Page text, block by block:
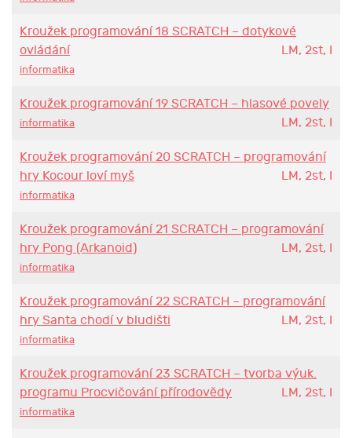
Kroužek programování 18 SCRATCH – dotykové
ovládání
LM, 2st, I
informatika
Kroužek programování 19 SCRATCH – hlasové povely
LM, 2st, I
informatika
Kroužek programování 20 SCRATCH – programování
hry Kocour loví myš
LM, 2st, I
informatika
Kroužek programování 21 SCRATCH – programování
hry Pong (Arkanoid)
LM, 2st, I
informatika
Kroužek programování 22 SCRATCH – programování
hry Santa chodí v bludišti
LM, 2st, I
informatika
Kroužek programování 23 SCRATCH – tvorba výuk.
programu Procvičování přírodovědy
LM, 2st, I
informatika